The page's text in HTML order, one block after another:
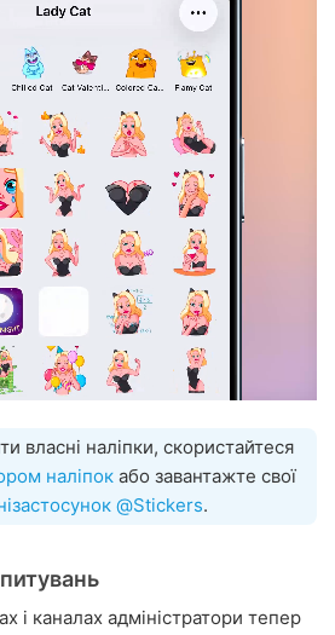
власні наліпки, скористайтеся
наліпок або завантажте свої
@Stickers.
і каналах адміністратори тепер